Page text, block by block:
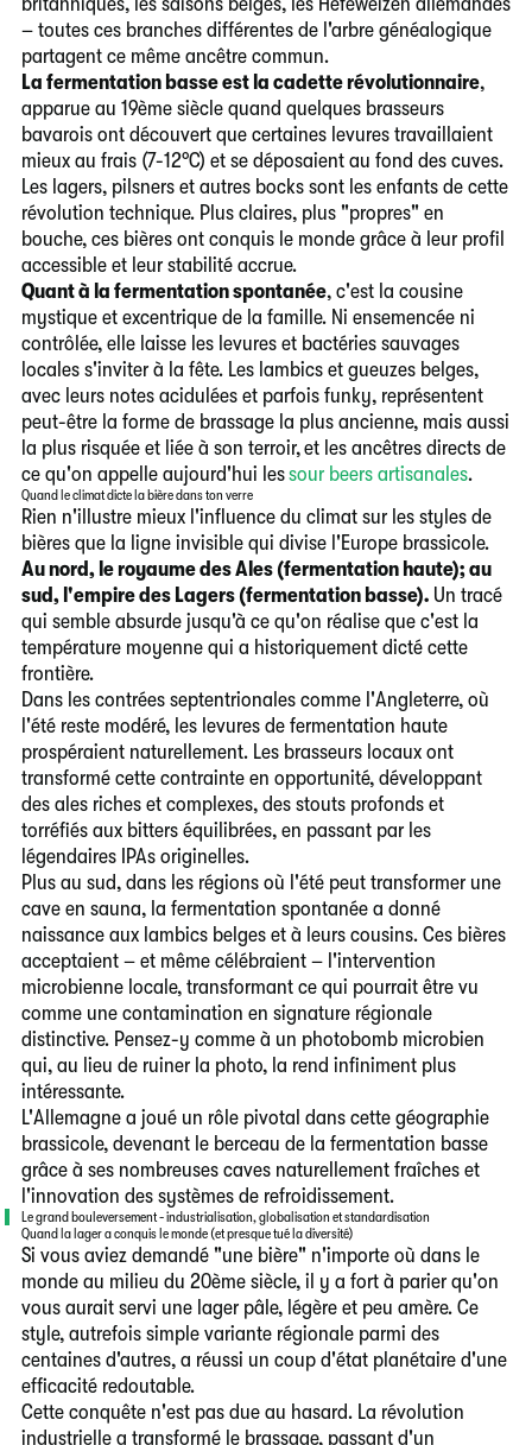
– toutes ces branches différentes de l'arbre généalogique
partagent ce même ancêtre commun.
La fermentation basse est la cadette révolutionnaire,
apparue au 19ème siècle quand quelques brasseurs
bavarois ont découvert que certaines levures travaillaient
mieux au frais (7-12°C) et se déposaient au fond des cuves.
Les lagers, pilsners et autres bocks sont les enfants de cette
révolution technique. Plus claires, plus "propres" en
bouche, ces bières ont conquis le monde grâce à leur profil
accessible et leur stabilité accrue.
Quant à la fermentation spontanée, c'est la cousine
mystique et excentrique de la famille. Ni ensemencée ni
contrôlée, elle laisse les levures et bactéries sauvages
locales s'inviter à la fête. Les lambics et gueuzes belges,
avec leurs notes acidulées et parfois funky, représentent
peut-être la forme de brassage la plus ancienne, mais aussi
la plus risquée et liée à son terroir, et les ancêtres directs de
ce qu'on appelle aujourd'hui lessour beers artisanales.
Quand le climat dicte la bière dans ton verre
Rien n'illustre mieux l'influence du climat sur les styles de
bières que la ligne invisible qui divise l'Europe brassicole.
Au nord, le royaume des Ales (fermentation haute); au
sud, l'empire des Lagers (fermentation basse). Un tracé
qui semble absurde jusqu'à ce qu'on réalise que c'est la
température moyenne qui a historiquement dicté cette
frontière.
Dans les contrées septentrionales comme l'Angleterre, où
l'été reste modéré, les levures de fermentation haute
prospéraient naturellement. Les brasseurs locaux ont
transformé cette contrainte en opportunité, développant
des ales riches et complexes, des stouts profonds et
torréfiés aux bitters équilibrées, en passant par les
légendaires IPAs originelles.
Plus au sud, dans les régions où l'été peut transformer une
cave en sauna, la fermentation spontanée a donné
naissance aux lambics belges et à leurs cousins. Ces bières
acceptaient – et même célébraient – l'intervention
microbienne locale, transformant ce qui pourrait être vu
comme une contamination en signature régionale
distinctive. Pensez-y comme à un photobomb microbien
qui, au lieu de ruiner la photo, la rend infiniment plus
intéressante.
L'Allemagne a joué un rôle pivotal dans cette géographie
brassicole, devenant le berceau de la fermentation basse
grâce à ses nombreuses caves naturellement fraîches et
l'innovation des systèmes de refroidissement.
Le grand bouleversement - industrialisation, globalisation et standardisation
Quand la lager a conquis le monde (et presque tué la diversité)
Si vous aviez demandé "une bière" n'importe où dans le
monde au milieu du 20ème siècle, il y a fort à parier qu'on
vous aurait servi une lager pâle, légère et peu amère. Ce
style, autrefois simple variante régionale parmi des
centaines d'autres, a réussi un coup d'état planétaire d'une
efficacité redoutable.
Cette conquête n'est pas due au hasard. La révolution
industrielle a transformé le brassage, passant d'un